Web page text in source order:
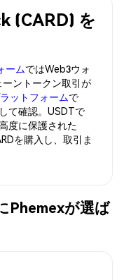
(CARD) を
ームではWeb3ウォ
ントークン取引が
ットフォームで
て確認。USDTで
度に保護された
を購入し、取引ま
Phemexが選ば